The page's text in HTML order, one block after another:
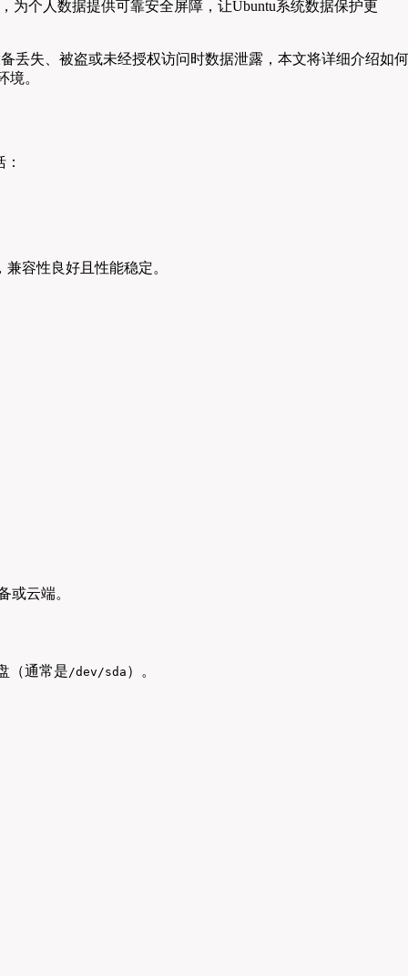
个人数据提供可靠安全屏障，让Ubuntu系统数据保护更
丢失、被盗或未经授权访问时数据泄露，本文将详细介绍如何
。
容性良好且性能稳定。
或云端。
（通常是 /dev/sda ）。